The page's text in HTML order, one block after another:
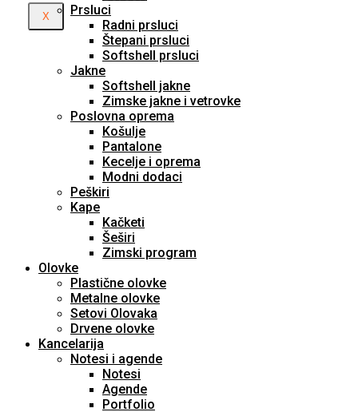
X
Prsluci
Radni prsluci
Štepani prsluci
Softshell prsluci
Jakne
Softshell jakne
Zimske jakne i vetrovke
Poslovna oprema
Košulje
Pantalone
Kecelje i oprema
Modni dodaci
Peškiri
Kape
Kačketi
Šeširi
Zimski program
Olovke
Plastične olovke
Metalne olovke
Setovi Olovaka
Drvene olovke
Kancelarija
Notesi i agende
Notesi
Agende
Portfolio